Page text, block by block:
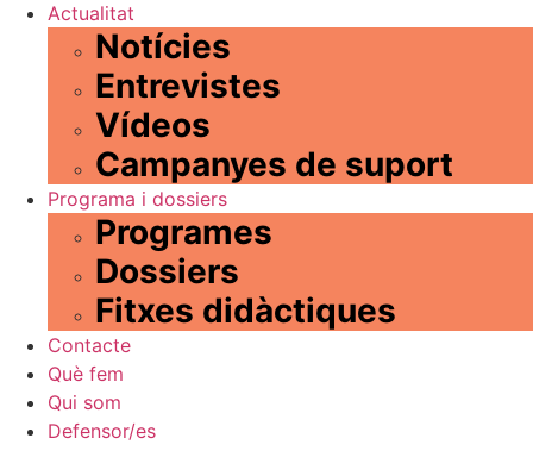
Actualitat
Notícies
Entrevistes
Vídeos
Campanyes de suport
Programa i dossiers
Programes
Dossiers
Fitxes didàctiques
Contacte
Què fem
Qui som
Defensor/es